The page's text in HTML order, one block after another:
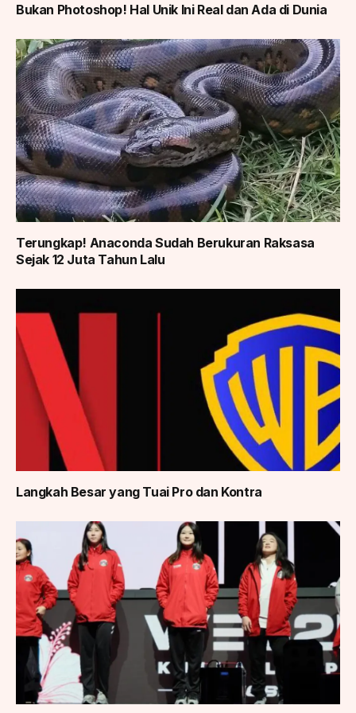
Bukan Photoshop! Hal Unik Ini Real dan Ada di Dunia
Terungkap! Anaconda Sudah Berukuran Raksasa
Sejak 12 Juta Tahun Lalu
Langkah Besar yang Tuai Pro dan Kontra